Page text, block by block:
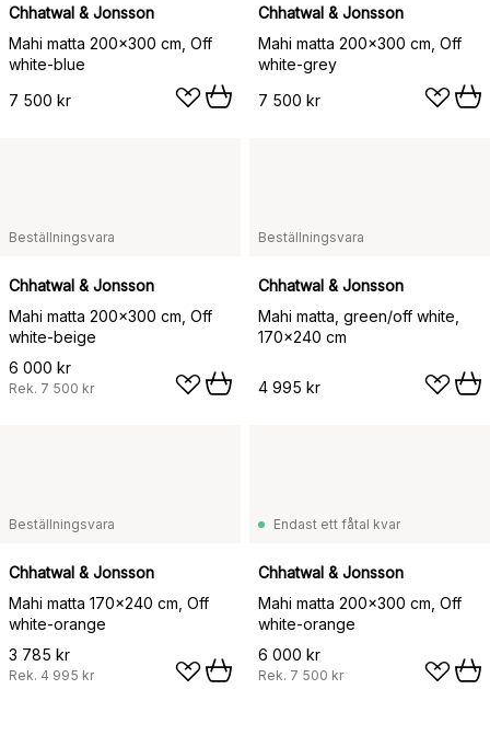
Chhatwal & Jonsson
Mahi matta 200x300 cm, Off
white-blue
7 500 kr
Chhatwal & Jonsson
Mahi matta 200x300 cm, Off
white-grey
7 500 kr
Beställningsvara
Chhatwal & Jonsson
Mahi matta 200x300 cm, Off
white-beige
6 000 kr
Rek. 7 500 kr
Beställningsvara
Chhatwal & Jonsson
Mahi matta, green/off white,
170x240 cm
4 995 kr
Beställningsvara
Chhatwal & Jonsson
Mahi matta 170x240 cm, Off
white-orange
3 785 kr
Rek. 4 995 kr
Endast ett fåtal kvar
Chhatwal & Jonsson
Mahi matta 200x300 cm, Off
white-orange
6 000 kr
Rek. 7 500 kr